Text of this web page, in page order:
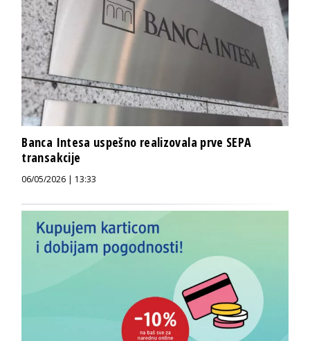
Banca Intesa uspešno realizovala prve SEPA
transakcije
06/05/2026 | 13:33